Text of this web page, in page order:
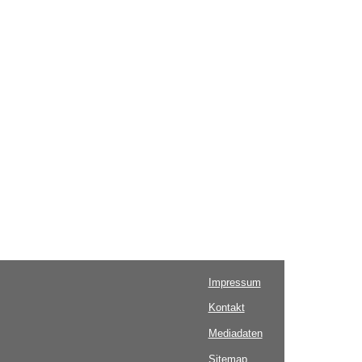
Impressum
Kontakt
Mediadaten
Sitemap